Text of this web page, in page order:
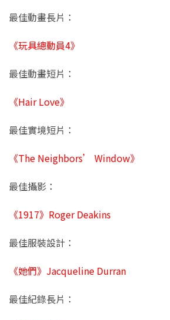
最佳動畫長片：
《玩具總動員4》
最佳動畫短片：
《Hair Love》
最佳實境短片：
《The Neighbors’ Window》
最佳攝影：
《1917》Roger Deakins
最佳服裝設計：
《她們》Jacqueline Durran
最佳紀錄長片：